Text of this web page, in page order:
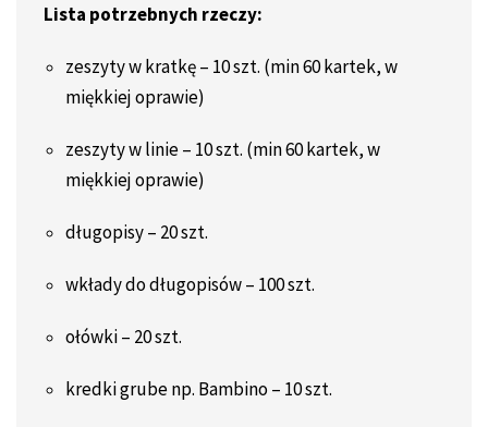
Lista potrzebnych rzeczy:
zeszyty w kratkę – 10 szt. (min 60 kartek, w
miękkiej oprawie)
zeszyty w linie – 10 szt. (min 60 kartek, w
miękkiej oprawie)
długopisy – 20 szt.
wkłady do długopisów – 100 szt.
ołówki – 20 szt.
kredki grube np. Bambino – 10 szt.